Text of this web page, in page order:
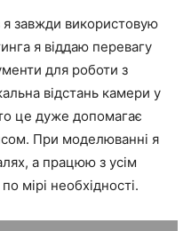
я завжди використовую
я віддаю перевагу
для роботи з
відстань камери у
це дуже допомагає
При моделюванні я
а працюю з усім
мірі необхідності.